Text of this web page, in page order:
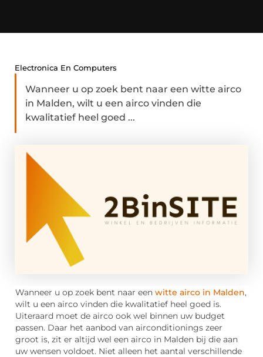
Electronica En Computers
Wanneer u op zoek bent naar een witte airco
in Malden, wilt u een airco vinden die
kwalitatief heel goed ...
Wanneer u op zoek bent naar een witte airco in Malden,
wilt u een airco vinden die kwalitatief heel goed is.
Uiteraard moet de airco ook wel binnen uw budget
passen. Daar het aanbod van airconditionings zeer
groot is, zit er altijd wel een airco in Malden bij die aan
uw wensen voldoet. Niet alleen het aantal verschillende